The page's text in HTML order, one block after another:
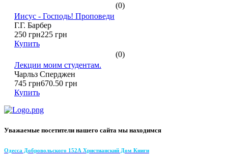
(0)
Иисус - Господь! Проповеди
Г.Г. Барбер
250 грн225 грн
Купить
(0)
Лекции моим студентам.
Чарльз Сперджен
745 грн670.50 грн
Купить
Уважаемые посетители нашего сайта мы находимся
Одесса Добровольского 152А Христианский Дом Книги